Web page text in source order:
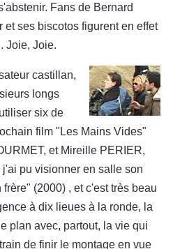
Fans de Bernard
et ses biscotos figurent en effet
Joie, Joie.
castillan,
longs
six de
film "Les Mains Vides"
et Mireille PERIER,
pu visionner en salle son
(2000) , et c'est très beau
à dix lieues à la ronde, la
plan avec, partout, la vie qui
de finir le montage en vue